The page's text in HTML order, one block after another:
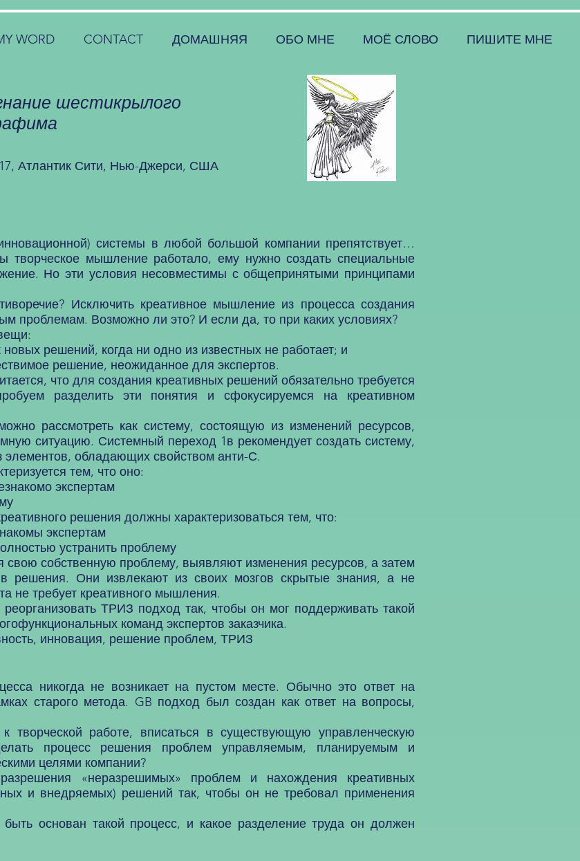
WORD CONTACT ДОМАШНЯЯ ОБО МНЕ МОЁ СЛОВО ПИШИТЕ МНЕ
шестикрылого
Атлантик Сити, Нью-Джерси, США
системы в любой большой компании препятствует…
творческое мышление работало, ему нужно создать специальные
Но эти условия несовместимы с общепринятыми принципами
Исключить креативное мышление из процесса создания
проблемам. Возможно ли это? И если да, то при каких условиях?
решений, когда ни одно из известных не работает; и
решение, неожиданное для экспертов.
что для создания креативных решений обязательно требуется
разделить эти понятия и сфокусируемся на креативном
рассмотреть как систему, состоящую из изменений ресурсов,
ситуацию. Системный переход 1в рекомендует создать систему,
обладающих свойством анти-С.
тем, что оно:
экспертам
решения должны характеризоваться тем, что:
экспертам
устранить проблему
собственную проблему, выявляют изменения ресурсов, а затем
решения. Они извлекают из своих мозгов скрытые знания, а не
не требует креативного мышления.
ТРИЗ подход так, чтобы он мог поддерживать такой
команд экспертов заказчика.
инновация, решение проблем, ТРИЗ
никогда не возникает на пустом месте. Обычно это ответ на
старого метода. GB подход был создан как ответ на вопросы,
работе, вписаться в существующую управленческую
процесс решения проблем управляемым, планируемым и
целями компании?
«неразрешимых» проблем и нахождения креативных
и внедряемых) решений так, чтобы он не требовал применения
основан такой процесс, и какое разделение труда он должен